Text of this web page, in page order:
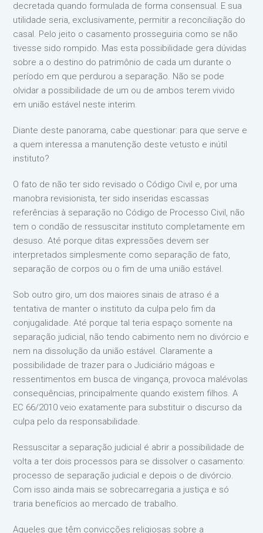
decretada quando formulada de forma consensual. E sua
utilidade seria, exclusivamente, permitir a reconciliação do
casal. Pelo jeito o casamento prosseguiria como se não
tivesse sido rompido. Mas esta possibilidade gera dúvidas
sobre a o destino do patrimônio de cada um durante o
período em que perdurou a separação. Não se pode
olvidar a possibilidade de um ou de ambos terem vivido
em união estável neste interim.
Diante deste panorama, cabe questionar: para que serve e
a quem interessa a manutenção deste vetusto e inútil
instituto?
O fato de não ter sido revisado o Código Civil e, por uma
manobra revisionista, ter sido inseridas escassas
referências à separação no Código de Processo Civil, não
tem o condão de ressuscitar instituto completamente em
desuso. Até porque ditas expressões devem ser
interpretados simplesmente como separação de fato,
separação de corpos ou o fim de uma união estável.
Sob outro giro, um dos maiores sinais de atraso é a
tentativa de manter o instituto da culpa pelo fim da
conjugalidade. Até porque tal teria espaço somente na
separação judicial, não tendo cabimento nem no divórcio e
nem na dissolução da união estável. Claramente a
possibilidade de trazer para o Judiciário mágoas e
ressentimentos em busca de vingança, provoca malévolas
consequências, principalmente quando existem filhos. A
EC 66/2010 veio exatamente para substituir o discurso da
culpa pelo da responsabilidade.
Ressuscitar a separação judicial é abrir a possibilidade de
volta a ter dois processos para se dissolver o casamento:
processo de separação judicial e depois o de divórcio.
Com isso ainda mais se sobrecarregaria a justiça e só
traria benefícios ao mercado de trabalho.
Aqueles que têm convicções religiosas sobre a